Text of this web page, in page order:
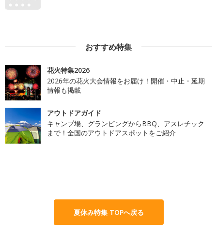
おすすめ特集
花火特集2026
2026年の花火大会情報をお届け！開催・中止・延期
情報も掲載
アウトドアガイド
キャンプ場、グランピングからBBQ、アスレチック
まで！全国のアウトドアスポットをご紹介
夏休み特集 TOPへ戻る